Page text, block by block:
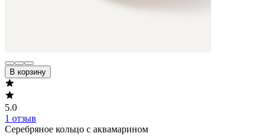
В корзину
5.0
1 отзыв
Серебряное кольцо с аквамарином